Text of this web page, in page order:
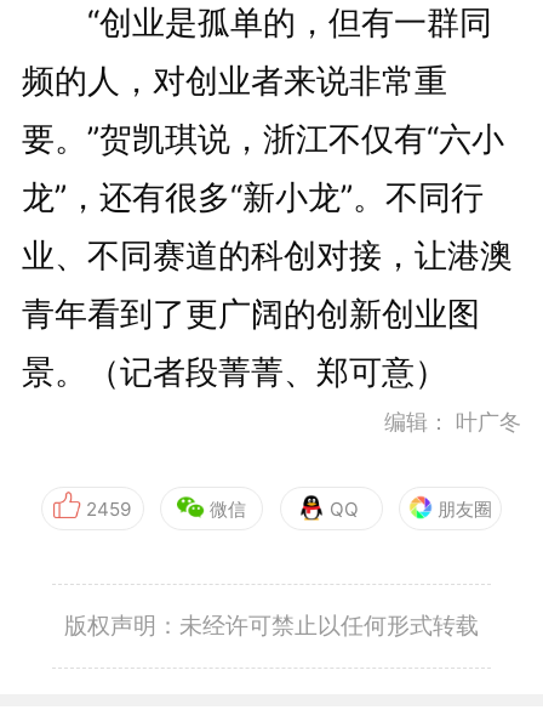
“创业是孤单的，但有一群同
频的人，对创业者来说非常重
要。”贺凯琪说，浙江不仅有“六小
龙”，还有很多“新小龙”。不同行
业、不同赛道的科创对接，让港澳
青年看到了更广阔的创新创业图
景。（记者段菁菁、郑可意）
编辑： 叶广冬
2459 微信 QQ 朋友圈
版权声明：未经许可禁止以任何形式转载